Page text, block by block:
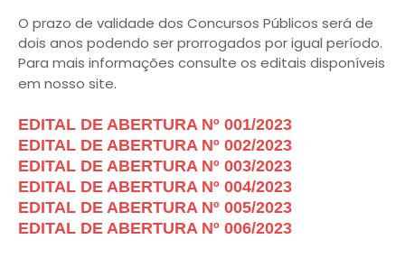
O prazo de validade dos Concursos Públicos será de
dois anos podendo ser prorrogados por igual período.
Para mais informações consulte os editais disponíveis
em nosso site.
EDITAL DE ABERTURA Nº 001/2023
EDITAL DE ABERTURA Nº 002/2023
EDITAL DE ABERTURA Nº 003/2023
EDITAL DE ABERTURA Nº 004/2023
EDITAL DE ABERTURA Nº 005/2023
EDITAL DE ABERTURA Nº 006/2023